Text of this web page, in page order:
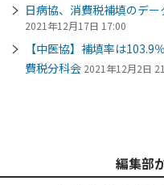
日病協、消費税補填のデ
2021年12月17日 17:00
【中医協】補填率は
費税分科会 2021年12月2日
編集部